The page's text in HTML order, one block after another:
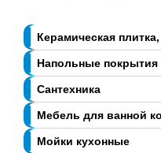
Керамическая
Напольные покрытия
Сантехника
Мебель для ванной
Мойки кухонные